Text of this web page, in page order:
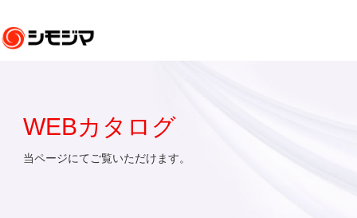
WEBカタログ
当ページにてご覧いただけます。